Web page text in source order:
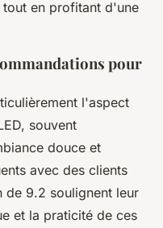
en profitant d'une
pour
l'aspect
souvent
douce et
avec des clients
de 9.2 soulignent leur
et la praticité de ces